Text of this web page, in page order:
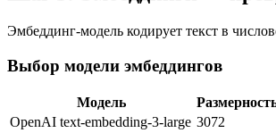
Эмбеддинг-модель кодирует текст в
Выбор модели эмбеддингов
Модель
OpenAI text-embedding-3-large 3072